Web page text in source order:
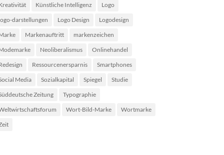
Künstliche Intelligenz
Logo
darstellungen
Logo Design
Logodesign
Markenauftritt
markenzeichen
Neoliberalismus
Onlinehandel
Ressourcenersparnis
Smartphones
Media
Sozialkapital Spiegel
Studie
Zeitung
Typographie
Wort-Bild-Marke
Wortmarke